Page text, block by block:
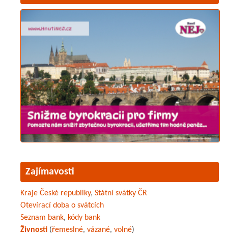
Zajímavosti
Kraje České republiky, Státní svátky ČR
Otevírací doba o svátcích
Seznam bank, kódy bank
Živnosti (řemeslné, vázané, volné)